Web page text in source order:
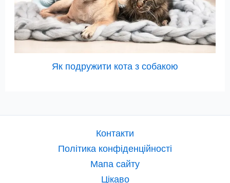
Як подружити кота з собакою
Контакти
Політика конфіденційності
Мапа сайту
Цікаво